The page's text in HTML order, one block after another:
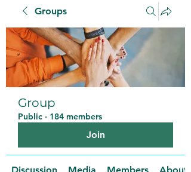
Groups
Group
Public · 184 members
Join